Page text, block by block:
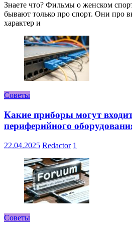
Знаете что? Фильмы о женском
бывают только про спорт. Они про
характер и
Советы
Какие приборы могут
периферийного
22.04.2025 Redactor 1
Советы